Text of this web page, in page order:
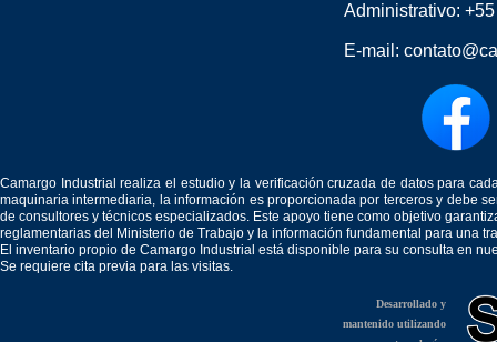
Administrativo:
E-mail:
Camargo Industrial realiza el estudio y la verificación cruzada de datos para
maquinaria intermediaria, la información es proporcionada por terceros y debe
de consultores y técnicos especializados. Este apoyo tiene como objetivo
reglamentarias del Ministerio de Trabajo y la información fundamental para una
El inventario propio de Camargo Industrial está disponible para su consulta en
Se requiere cita previa para las visitas.
Desarrollado y
mantenido utilizando